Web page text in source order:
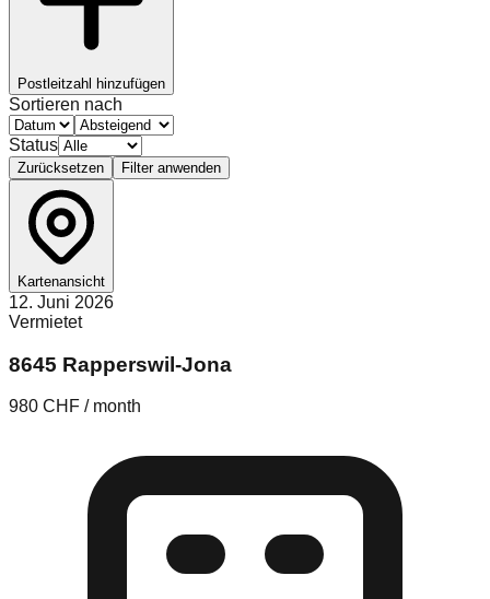
Postleitzahl hinzufügen
Sortieren nach
Status
Zurücksetzen Filter anwenden
Kartenansicht
12. Juni 2026
Vermietet
8645 Rapperswil-Jona
980 CHF / month